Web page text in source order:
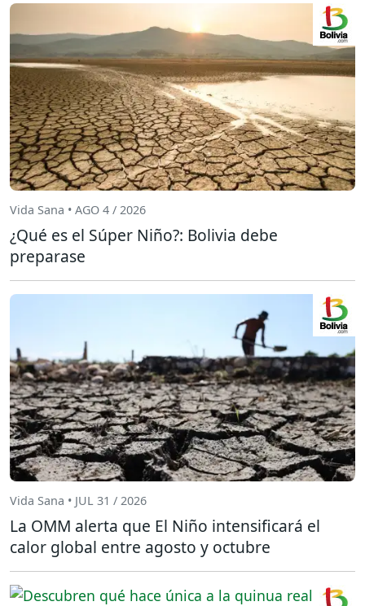
Vida Sana • AGO 4 / 2026
¿Qué es el Súper Niño?: Bolivia debe
preparase
Vida Sana • JUL 31 / 2026
La OMM alerta que El Niño intensificará el
calor global entre agosto y octubre